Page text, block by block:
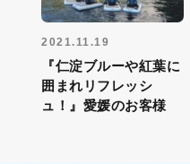
2021.11.19
『仁淀ブルーや紅葉に
囲まれリフレッシ
ュ！』愛媛のお客様